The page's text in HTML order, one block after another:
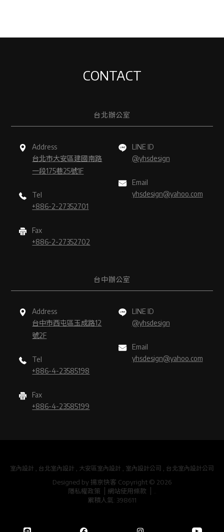
CONTACT
台北辦公室
Address
台北市大安區建國南路
一段175巷25號1F
Tel
+886-2-27352701
Fax
+886-2-27352702
LINE ID
@yhsdesign
Email
yhsdesign@yahoo.com
台中辦公室
Address
台中市西屯區玉成路12
號2F
Tel
+886-4-23585198
Fax
+886-4-23585199
LINE ID
@yhsdesign
Email
yhsdesign@yahoo.com
室內設計 台北室內設計 大安區室內設計 室內設計公司 台北室內設計公司
Designed by揚京快客 Copyright © 2026
隱私權政策
網站使用條款
累積人氣: 398611